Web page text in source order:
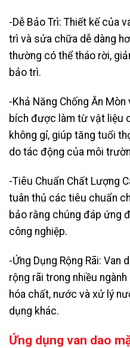
-Dễ Bảo Trì: Thiết kế của
trì và sửa chữa dễ dàng
thường có thể tháo rời,
bảo trì.
-Khả Năng Chống Ăn
bích được làm từ vật liệu
không gỉ, giúp tăng tuổi
do tác động của môi
-Tiêu Chuẩn Chất Lượng
tuân thủ các tiêu chuẩn
bảo rằng chúng đáp ứng
công nghiệp.
-Ứng Dụng Rộng Rãi:
rộng rãi trong nhiều
hóa chất, nước và xử lý
dụng khác.
Ứng dụng van dao